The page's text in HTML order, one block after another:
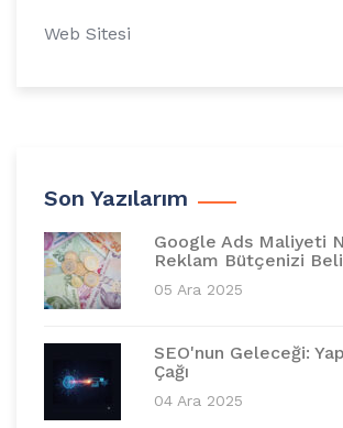
Web Sitesi
Son Yazılarım
Google Ads Maliyeti
Reklam Bütçenizi
05 Ara 2025
SEO'nun Geleceği:
Çağı
04 Ara 2025